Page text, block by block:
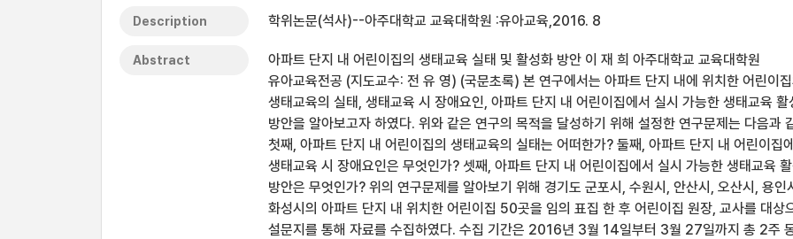
Description 학위논문(석사)--아주대학교 교육대학원 :유아교육,2016. 8
Abstract
아파트 단지 내 어린이집의 생태교육 실태 및 활성화 방안 이 재 희 아주대학교 교육대학원
유아교육전공 (지도교수: 전 유 영) (국문초록) 본 연구에서는 아파트 단지 내에 위치한 어린이집
생태교육의 실태, 생태교육 시 장애요인, 아파트 단지 내 어린이집에서 실시 가능한 생태교육 활
방안을 알아보고자 하였다. 위와 같은 연구의 목적을 달성하기 위해 설정한 연구문제는 다음과
첫째, 아파트 단지 내 어린이집의 생태교육의 실태는 어떠한가? 둘째, 아파트 단지 내 어린이집
생태교육 시 장애요인은 무엇인가? 셋째, 아파트 단지 내 어린이집에서 실시 가능한 생태교육
방안은 무엇인가? 위의 연구문제를 알아보기 위해 경기도 군포시, 수원시, 안산시, 오산시, 용인
화성시의 아파트 단지 내 위치한 어린이집 50곳을 임의 표집 한 후 어린이집 원장, 교사를 대상
설문지를 통해 자료를 수집하였다. 수집 기간은 2016년 3월 14일부터 3월 27일까지 총 2주